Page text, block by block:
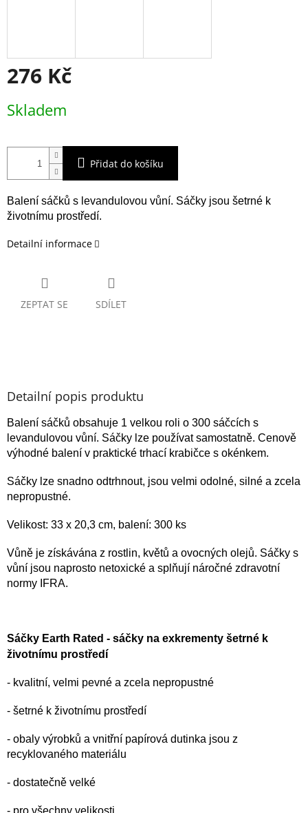
276 Kč
cena:
Skladem
Přidat do košíku
Balení sáčků s levandulovou vůní. Sáčky jsou šetrné k
životnímu prostředí.
Detailní informace
ZEPTAT SE SDÍLET
Detailní popis produktu
Balení sáčků obsahuje 1 velkou roli o 300 sáčcích s
levandulovou vůní. Sáčky lze používat samostatně. Cenově
výhodné balení v praktické trhací krabičce s okénkem.
Sáčky lze snadno odtrhnout, jsou velmi odolné, silné a zcela
nepropustné.
Velikost: 33 x 20,3 cm, balení: 300 ks
Vůně je získávána z rostlin, květů a ovocných olejů. Sáčky s
vůní jsou naprosto netoxické a splňují náročné zdravotní
normy IFRA.
Sáčky Earth Rated - sáčky na exkrementy šetrné k
životnímu prostředí
- kvalitní, velmi pevné a zcela nepropustné
- šetrné k životnímu prostředí
- obaly výrobků a vnitřní papírová dutinka jsou z
recyklovaného materiálu
- dostatečně velké
- pro všechny velikosti